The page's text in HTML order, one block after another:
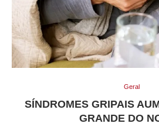
Geral
SÍNDROMES GRIPAIS
GRANDE DO